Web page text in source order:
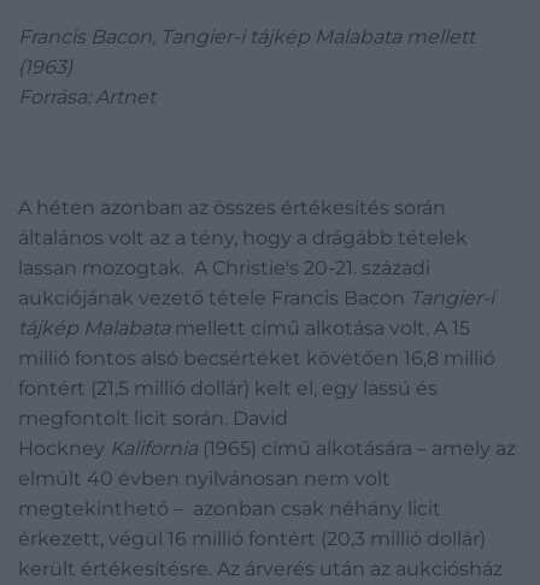
Francis Bacon, Tangier-i tájkép Malabata mellett
(1963)
Forrása: Artnet
A héten azonban az összes értékesítés során
általános volt az a tény, hogy a drágább tételek
lassan mozogtak. A Christie's 20-21. századi
aukciójának vezető tétele Francis Bacon Tangier-i
tájkép Malabata mellett című alkotása volt. A 15
millió fontos alsó becsértéket követően 16,8 millió
fontért (21,5 millió dollár) kelt el, egy lassú és
megfontolt licit során. David
Hockney Kalifornia (1965) című alkotására – amely az
elmúlt 40 évben nyilvánosan nem volt
megtekinthető – azonban csak néhány licit
érkezett, végül 16 millió fontért (20,3 millió dollár)
került értékesítésre. Az árverés után az aukciósház